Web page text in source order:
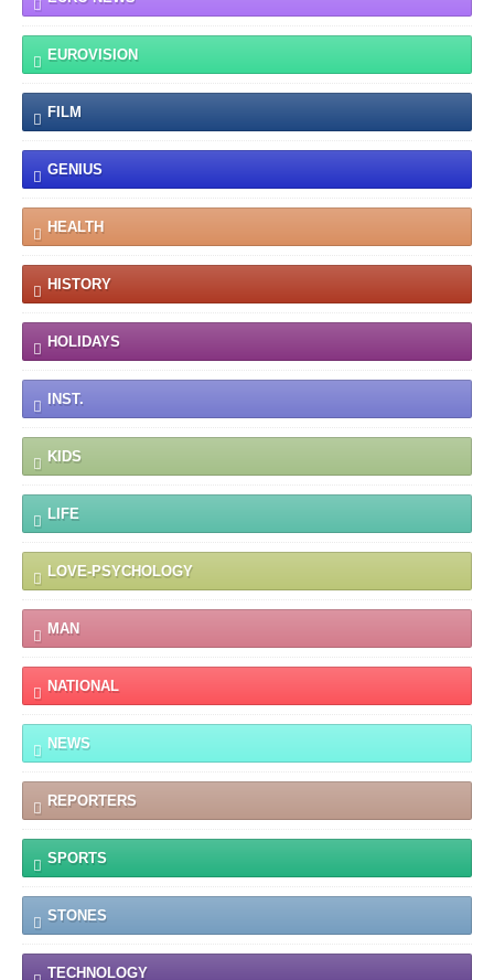
EUROVISION
FILM
GENIUS
HEALTH
HISTORY
HOLIDAYS
INST.
KIDS
LIFE
LOVE-PSYCHOLOGY
MAN
NATIONAL
NEWS
REPORTERS
SPORTS
STONES
TECHNOLOGY